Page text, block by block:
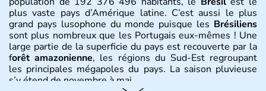
plus vaste pays d’Amérique latine. C’est aussi le plus
grand pays lusophone du monde puisque les Brésiliens
sont plus nombreux que les Portugais eux-mêmes ! Une
large partie de la superficie du pays est recouverte par la
forêt amazonienne, les régions du Sud-Est regroupant
les principales mégapoles du pays. La saison pluvieuse
s’y étend de novembre à mai.